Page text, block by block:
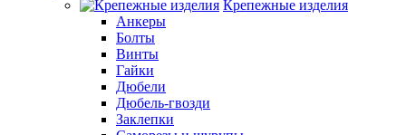
Крепежные изделия
Анкеры
Болты
Винты
Гайки
Дюбели
Дюбель-гвозди
Заклепки